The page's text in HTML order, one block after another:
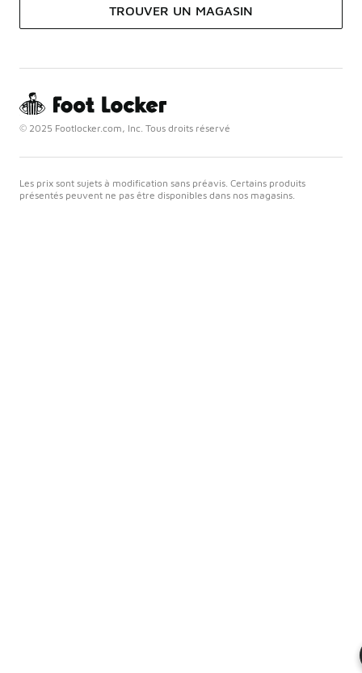
TROUVER UN MAGASIN
© 2025 Footlocker.com, Inc. Tous droits réservé
Les prix sont sujets à modification sans préavis. Certains produits
présentés peuvent ne pas être disponibles dans nos magasins.